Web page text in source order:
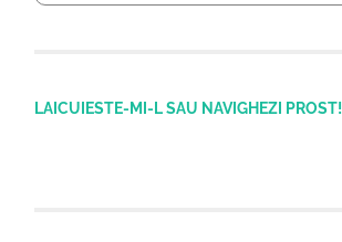
LAICUIESTE-MI-L SAU NAVIGHEZI PROST!